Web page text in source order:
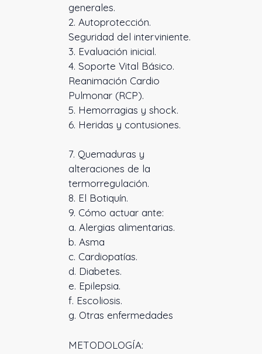
generales.
2. Autoprotección.
Seguridad del interviniente.
3. Evaluación inicial.
4. Soporte Vital Básico.
Reanimación Cardio
Pulmonar (RCP).
5. Hemorragias y shock.
6. Heridas y contusiones.
7. Quemaduras y
alteraciones de la
termorregulación.
8. El Botiquín.
9. Cómo actuar ante:
a. Alergias alimentarias.
b. Asma
c. Cardiopatías.
d. Diabetes.
e. Epilepsia.
f. Escoliosis.
g. Otras enfermedades
METODOLOGÍA: